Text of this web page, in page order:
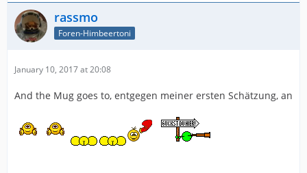
rassmo
Foren-Himbeertoni
January 10, 2017 at 20:08
And the Mug goes to, entgegen meiner ersten Schätzung, an